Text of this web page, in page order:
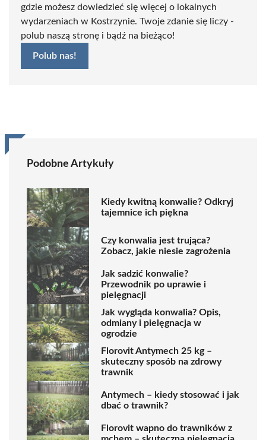
gdzie możesz dowiedzieć się więcej o lokalnych
wydarzeniach w Kostrzynie. Twoje zdanie się liczy -
polub naszą stronę i bądź na bieżąco!
Polub nas!
Podobne Artykuły
Kiedy kwitną konwalie? Odkryj
tajemnice ich piękna
Czy konwalia jest trująca?
Zobacz, jakie niesie zagrożenia
Jak sadzić konwalie?
Przewodnik po uprawie i
pielęgnacji
Jak wygląda konwalia? Opis,
odmiany i pielęgnacja w
ogrodzie
Florovit Antymech 25 kg –
skuteczny sposób na zdrowy
trawnik
Antymech – kiedy stosować i jak
dbać o trawnik?
Florovit wapno do trawników z